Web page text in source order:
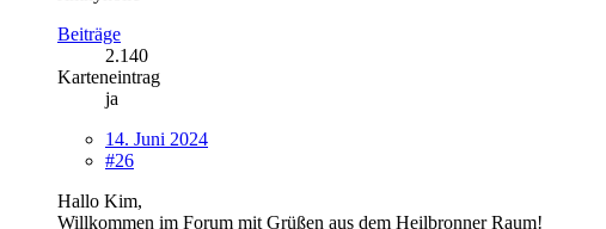
Beiträge
2.140
Karteneintrag
ja
14. Juni 2024
#26
Hallo Kim,
Willkommen im Forum mit Grüßen aus dem Heilbronner Raum!